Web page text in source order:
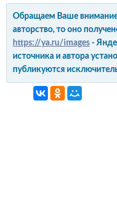
Обращаем Ваше
авторство, то оно
https://ya.ru/images -
источника и автора
публикуются